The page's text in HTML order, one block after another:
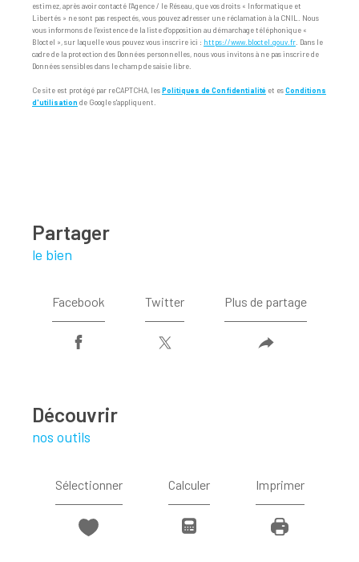
estimez, après avoir contacté l'Agence / le Réseau, que vos droits « Informatique et
Libertés » ne sont pas respectés, vous pouvez adresser une réclamation à la CNIL. Nous
vous informons de l’existence de la liste d'opposition au démarchage téléphonique «
Bloctel », sur laquelle vous pouvez vous inscrire ici : https://www.bloctel.gouv.fr . Dans le
cadre de la protection des Données personnelles, nous vous invitons à ne pas inscrire de
Données sensibles dans le champ de saisie libre.
Ce site est protégé par reCAPTCHA, lesPolitiques de Confidentialité et esConditions
d'utilisation de Google s'appliquent.
partager
le bien
Facebook Twitter Plus de partage
découvrir
nos outils
Sélectionner Calculer Imprimer